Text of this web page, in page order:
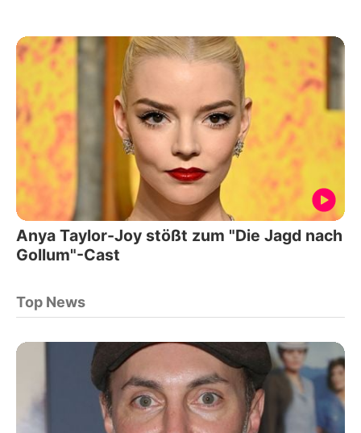
Anya Taylor-Joy stößt zum "Die Jagd nach
Gollum"-Cast
Top News